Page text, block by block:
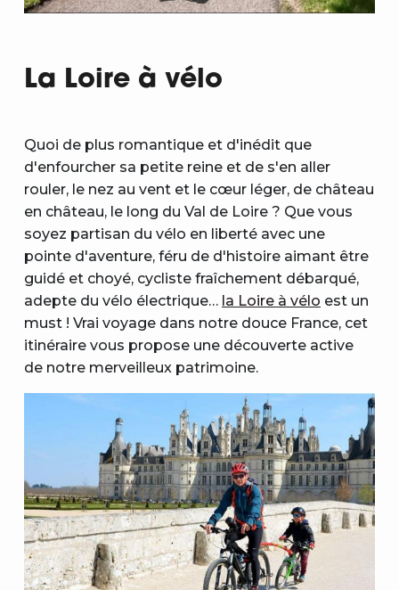
La Loire à vélo
Quoi de plus romantique et d'inédit que
d'enfourcher sa petite reine et de s'en aller
rouler, le nez au vent et le cœur léger, de château
en château, le long du Val de Loire ? Que vous
soyez partisan du vélo en liberté avec une
pointe d'aventure, féru de d'histoire aimant être
guidé et choyé, cycliste fraîchement débarqué,
adepte du vélo électrique… la Loire à vélo est un
must ! Vrai voyage dans notre douce France, cet
itinéraire vous propose une découverte active
de notre merveilleux patrimoine.